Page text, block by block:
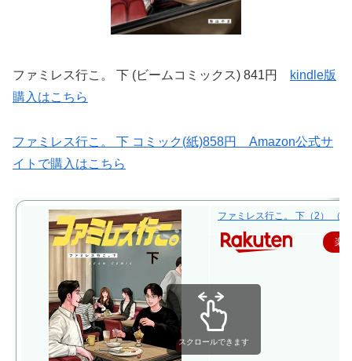
ファミレス行こ。 下 (ビームコミックス) 841円
kindle版
購入はこちら
ファミレス行こ。 下 コミック(紙)858円 Amazon公式サ
イトで購入はこちら
ファミレス行こ。 下（2） （
楽
スクロールできます